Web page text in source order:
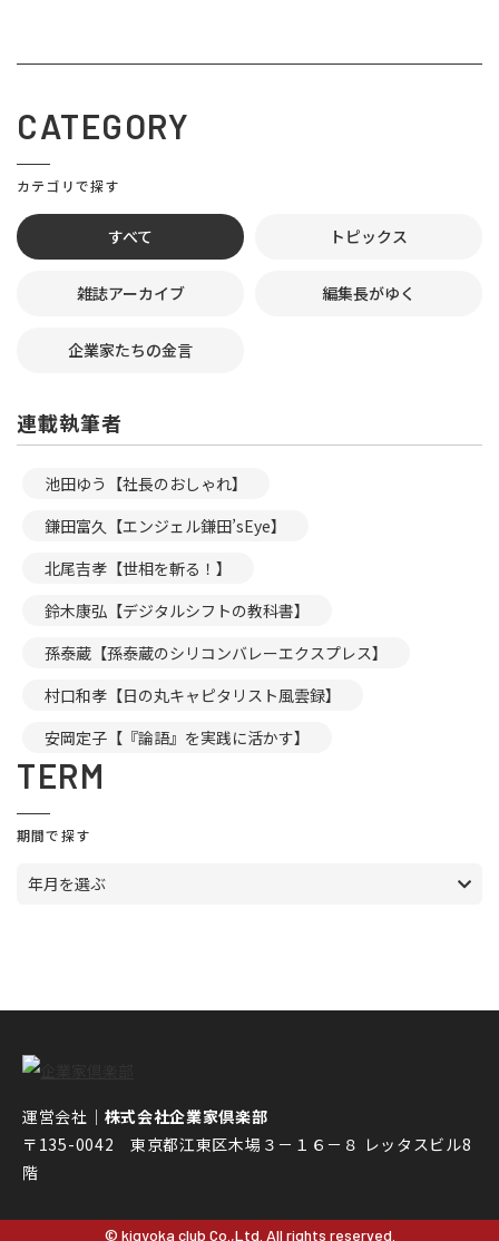
CATEGORY
カテゴリで探す
すべて トピックス
雑誌アーカイブ 編集長がゆく
企業家たちの金言
連載執筆者
池田ゆう【社長のおしゃれ】
鎌田富久【エンジェル鎌田’sEye】
北尾吉孝【世相を斬る！】
鈴木康弘【デジタルシフトの教科書】
孫泰蔵【孫泰蔵のシリコンバレーエクスプレス】
村口和孝【日の丸キャピタリスト風雲録】
安岡定子【『論語』を実践に活かす】
TERM
期間で探す
年月を選ぶ
運営会社｜ 株式会社企業家倶楽部
〒135-0042 東京都江東区木場３－１６－８ レッタスビル8
階
© kigyoka club Co.,Ltd. All rights reserved.